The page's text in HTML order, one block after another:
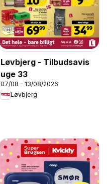
Løvbjerg - Tilbudsavis
uge 33
07/08 - 13/08/2026
Løvbjerg